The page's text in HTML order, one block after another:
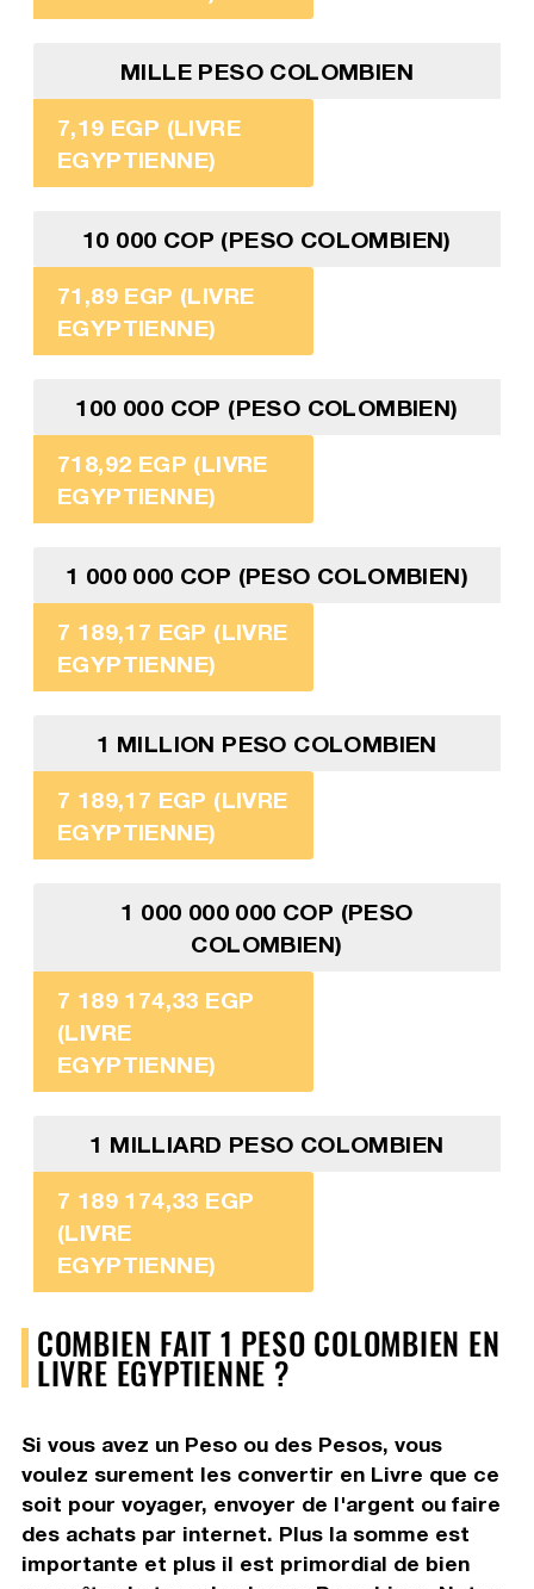
MILLE PESO COLOMBIEN
7,19 EGP (LIVRE
EGYPTIENNE)
10 000 COP (PESO COLOMBIEN)
71,89 EGP (LIVRE
EGYPTIENNE)
100 000 COP (PESO COLOMBIEN)
718,92 EGP (LIVRE
EGYPTIENNE)
1 000 000 COP (PESO COLOMBIEN)
7 189,17 EGP (LIVRE
EGYPTIENNE)
1 MILLION PESO COLOMBIEN
7 189,17 EGP (LIVRE
EGYPTIENNE)
1 000 000 000 COP (PESO
COLOMBIEN)
7 189 174,33 EGP
(LIVRE
EGYPTIENNE)
1 MILLIARD PESO COLOMBIEN
7 189 174,33 EGP
(LIVRE
EGYPTIENNE)
COMBIEN FAIT 1 PESO COLOMBIEN EN
LIVRE EGYPTIENNE ?
Si vous avez un Peso ou des Pesos, vous
voulez surement les convertir en Livre que ce
soit pour voyager, envoyer de l'argent ou faire
des achats par internet. Plus la somme est
importante et plus il est primordial de bien